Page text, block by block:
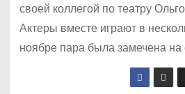
своей коллегой по театру
Актеры вместе играют в
ноябре пара была замечена